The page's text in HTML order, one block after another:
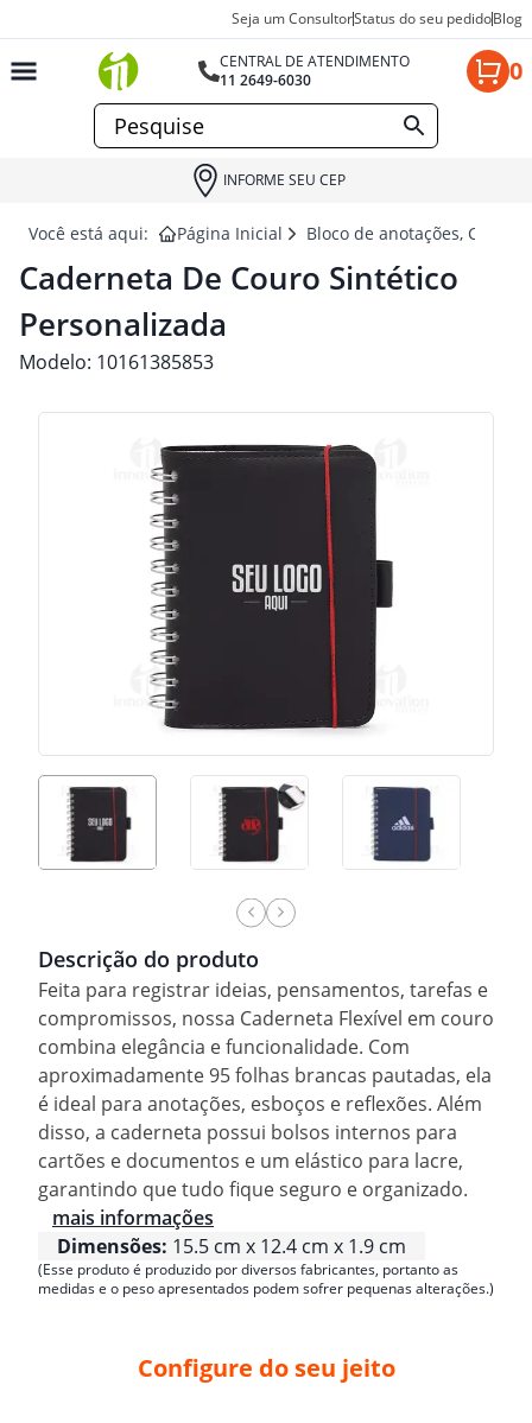
Seja um ConsultorStatus do seu pedidoBlog
CENTRAL DE ATENDIMENTO
11 2649-6030
0
INFORME SEU CEP
Você está aqui: Página Inicial Bloco de anotações,
Caderneta De Couro Sintético
Personalizada
Modelo: 10161385853
Descrição do produto
Feita para registrar ideias, pensamentos, tarefas e
compromissos, nossa Caderneta Flexível em couro
combina elegância e funcionalidade. Com
aproximadamente 95 folhas brancas pautadas, ela
é ideal para anotações, esboços e reflexões. Além
disso, a caderneta possui bolsos internos para
cartões e documentos e um elástico para lacre,
garantindo que tudo fique seguro e organizado.
mais informações
Dimensões: 15.5 cm x 12.4 cm x 1.9 cm
(Esse produto é produzido por diversos fabricantes, portanto as
medidas e o peso apresentados podem sofrer pequenas alterações.)
Configure do seu jeito